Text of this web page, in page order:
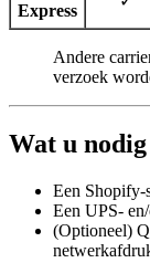
Express
Andere
verzoek
Wat u
Een Shopify-
Een UPS-
(Optioneel)